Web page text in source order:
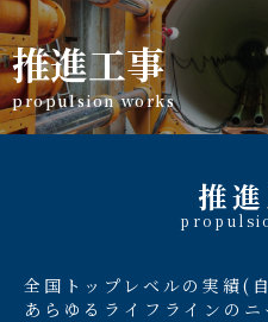
推進工事
propulsion works
推
全国トップレベルの実績(
あらゆるライフラインのニ